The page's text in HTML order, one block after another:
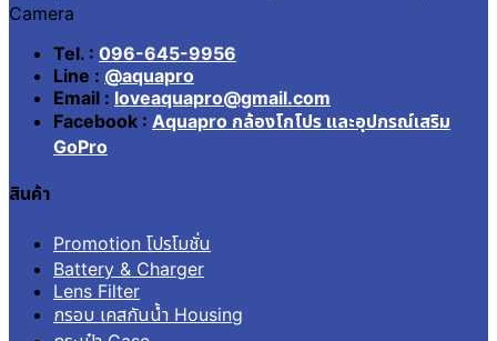
Camera
Tel. : 096-645-9956
Line : @aquapro
Email : loveaquapro@gmail.com
Facebook : Aquapro กล้องโกโปร และอุปกรณ์เสริม
GoPro
สินค้า
Promotion โปรโมชั่น
Battery & Charger
Lens Filter
กรอบ เคสกันน้ำ Housing